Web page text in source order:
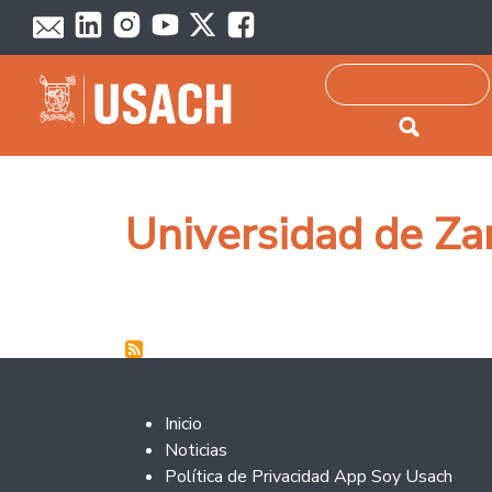
Passar para o conteúdo principal
Pesquisar
Universidad de
Footer 2
Inicio
Noticias
Política de Privacidad App Soy Usach